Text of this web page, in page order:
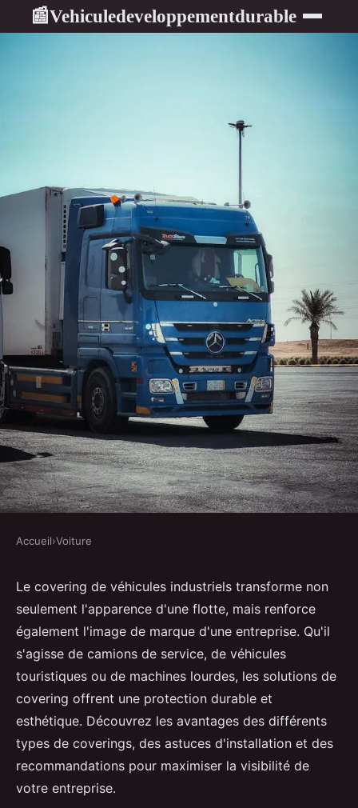
📰Vehiculedeveloppementdurable
Covering de véhicules
industriels : une image qui
marque !
Mya•1 mai 2025 •4 min de lecture
Accueil›Voiture
Le covering de véhicules industriels transforme non
seulement l'apparence d'une flotte, mais renforce
également l'image de marque d'une entreprise. Qu'il
s'agisse de camions de service, de véhicules
touristiques ou de machines lourdes, les solutions de
covering offrent une protection durable et
esthétique. Découvrez les avantages des différents
types de coverings, des astuces d'installation et des
recommandations pour maximiser la visibilité de
votre entreprise.